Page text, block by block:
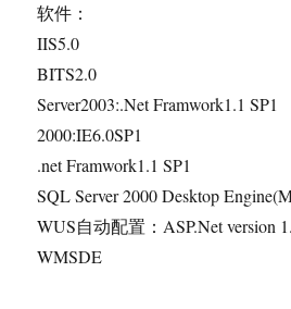
软件：
IIS5.0
BITS2.0
Server2003:.Net Framwork1.1 SP1
2000:IE6.0SP1
.net Framwork1.1 SP1
SQL Server 2000 Desktop
WUS自动配置：ASP.Net version
WMSDE